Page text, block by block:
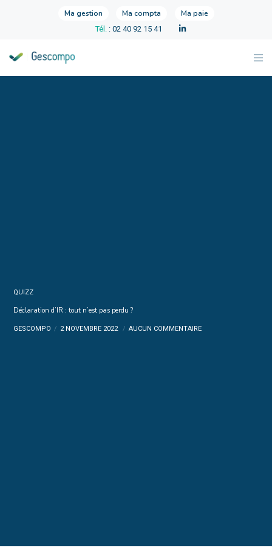
Ma gestion Ma compta Ma paie
Tél. : 02 40 92 15 41
QUIZZ
Déclaration d’IR : tout n’est pas perdu ?
GESCOMPO 2 NOVEMBRE 2022 AUCUN COMMENTAIRE